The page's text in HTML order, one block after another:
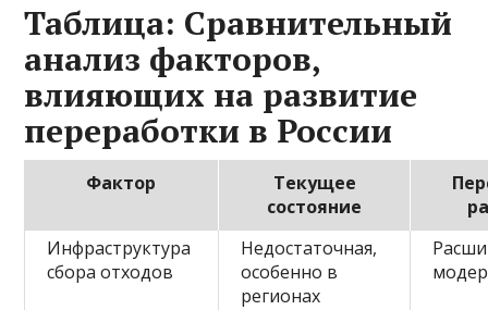
Таблица: Сравнительный
анализ факторов,
влияющих на развитие
переработки в России
Фактор
Текущее
состояние
Инфраструктура
сбора отходов
Недостаточная,
особенно в
регионах